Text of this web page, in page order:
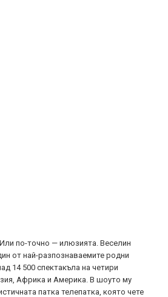
по-точно — илюзията. Веселин
от най-разпознаваемите родни
14 500 спектакъла на четири
Африка и Америка. В шоуто му
патка телепатка, която чете